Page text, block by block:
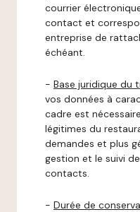
courrier
contact et
entreprise de
échéant.
- Base juridique du
vos données à
cadre est
légitimes du
demandes et plus
gestion et le suivi
contacts.
- Durée de